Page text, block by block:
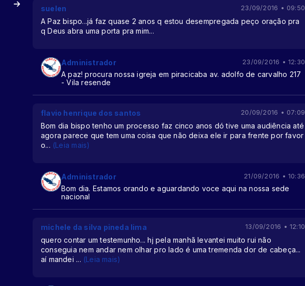
suelen 23/09/2016 • 09:50
A Paz bispo...já faz quase 2 anos q estou desempregada peço oração pra
q Deus abra uma porta pra mim...
Administrador 23/09/2016 • 12:30
A paz! procura nossa igreja em piracicaba av. adolfo de carvalho 217
- Vila resende
flavio henrique dos santos 20/09/2016 • 07:09
Bom dia bispo tenho um processo faz cinco anos dó tive uma audiência até
agora parece que tem uma coisa que não deixa ele ir para frente por favor
o... (Leia mais)
Administrador 21/09/2016 • 10:36
Bom dia. Estamos orando e aguardando voce aqui na nossa sede
nacional
michele da silva pineda lima 13/09/2016 • 12:10
quero contar um testemunho... hj pela manhã levantei muito rui não
conseguia nem andar nem olhar pro lado é uma tremenda dor de cabeça...
aí mandei ... (Leia mais)